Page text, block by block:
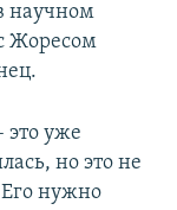
научном
Жоресом
это уже
но это не
Его нужно